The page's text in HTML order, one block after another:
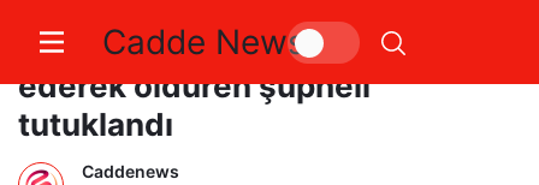
Cadde News
Yaşlı teyzesini evinde darp
ederek öldüren şüpheli
tutuklandı
Caddenews